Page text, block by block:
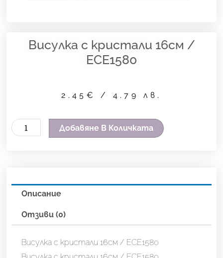
Висулка с кристали 16см /
ECE1580
2.45 € / 4.79 лв.
количество
кристали
16см
ECE1580
Добавяне В Количката
Описание
Отзиви (0)
Висулка с кристали 16см / ECE1580